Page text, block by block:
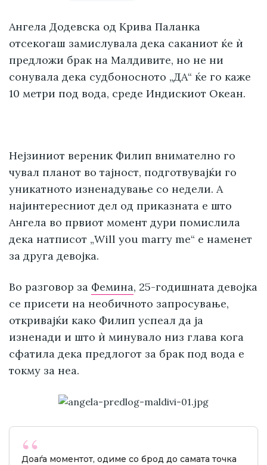
Ангела Додевска од Крива Паланка
отсекогаш замислувала дека саканиот ќе ѝ
предложи брак на Малдивите, но не ни
сонувала дека судбоносното „ДА“ ќе го каже
10 метри под вода, среде Индискиот Океан.
Нејзиниот вереник Филип внимателно го
чувал планот во тајност, подготвувајќи го
уникатното изненадување со недели. А
најинтересниот дел од приказната е што
Ангела во првиот момент дури помислила
дека натписот „Will you marry me“ е наменет
за друга девојка.
Во разговор за Фемина, 25-годишната девојка
се присети на необичното запросување,
откривајќи како Филип успеал да ја
изненади и што ѝ минувало низ глава кога
сфатила дека предлогот за брак под вода е
токму за неа.
Доаѓа моментот, одиме со брод до самата точка